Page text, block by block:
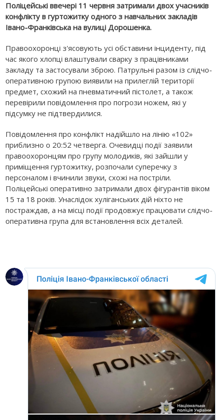
Поліцейські ввечері 11 червня затримали двох учасників
конфлікту в гуртожитку одного з навчальних закладів
Івано-Франківська на вулиці Дорошенка.
Правоохоронці з'ясовують усі обставини інциденту, під
час якого хлопці влаштували сварку з працівниками
закладу та застосували зброю. Патрульні разом із слідчо-
оперативною групою виявили на прилеглій території
предмет, схожий на пневматичний пістолет, а також
перевірили повідомлення про погрози ножем, які у
підсумку не підтвердилися.
Повідомлення про конфлікт надійшло на лінію «102»
приблизно о 20:52 четверга. Очевидці події заявили
правоохоронцям про групу молодиків, які зайшли у
приміщення гуртожитку, розпочали суперечку з
персоналом і вчинили звуки, схожі на постріли.
Поліцейські оперативно затримали двох фігурантів віком
15 та 18 років. Унаслідок хуліганських дій ніхто не
постраждав, а на місці події продовжує працювати слідчо-
оперативна група для встановлення всіх деталей.